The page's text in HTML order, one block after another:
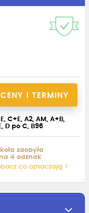
CENY I TERMINY
C+E, A2, AM, A+B,
D po C, B96
zdobyła
4 odznak
co oznaczają >